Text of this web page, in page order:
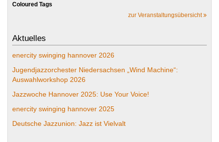
Coloured Tags
zur Veranstaltungsübersicht
Aktuelles
enercity swinging hannover 2026
Jugendjazzorchester Niedersachsen „Wind Machine“:
Auswahlworkshop 2026
Jazzwoche Hannover 2025: Use Your Voice!
enercity swinging hannover 2025
Deutsche Jazzunion: Jazz ist Vielvalt